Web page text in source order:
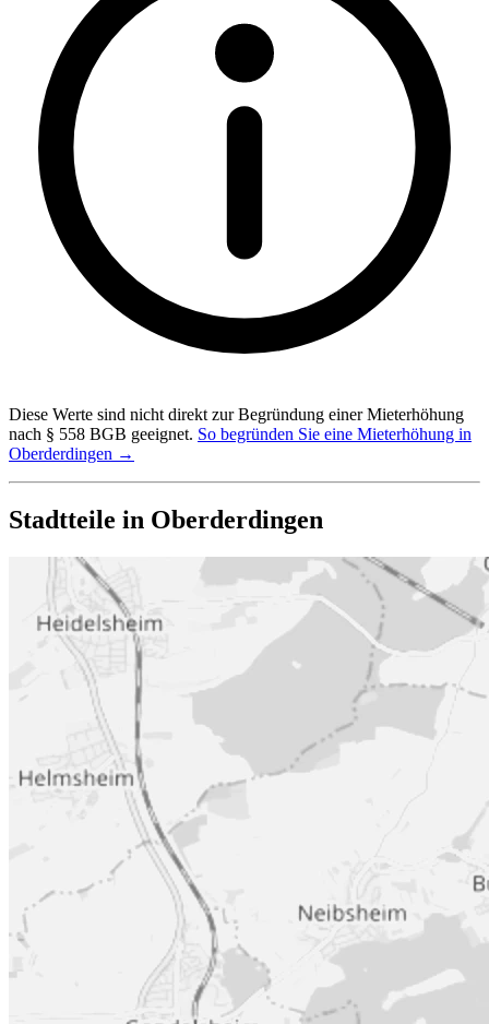
Diese Werte sind nicht direkt zur Begründung einer Mieterhöhung
nach § 558 BGB geeignet. So begründen Sie eine Mieterhöhung in
Oberderdingen →
Stadtteile in Oberderdingen